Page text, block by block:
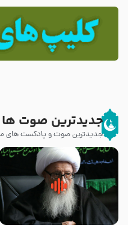
جدیدترین صوت ها
جدیدترین صوت و پادکست های
زوّار اربعین امام حسین (علیه
السلام) با این اشتیاق به زیارت